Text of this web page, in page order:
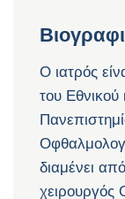
Ο ιατρός
του Εθνικού
διαμένει
χειρουργός